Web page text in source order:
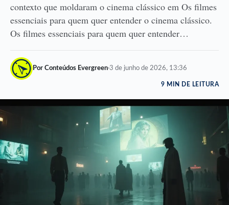
contexto que moldaram o cinema clássico em Os filmes
essenciais para quem quer entender o cinema clássico.
Os filmes essenciais para quem quer entender…
Por Conteúdos Evergreen·3 de junho de 2026, 13:36
9 MIN DE LEITURA